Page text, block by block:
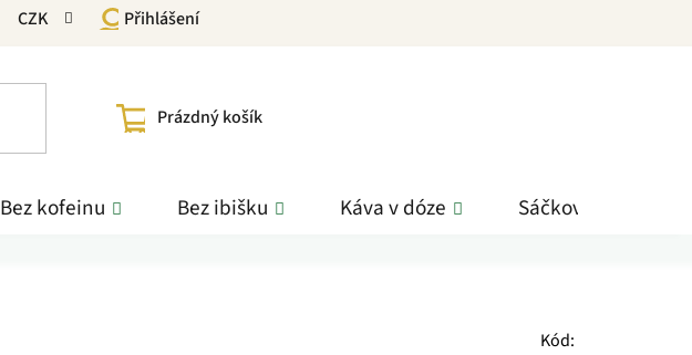
CZK Přihlášení
NÁKUPNÍ
Prázdný košík
Bez kofeinu Bez ibišku Káva v dóze Sáčkové čaje
Kód: